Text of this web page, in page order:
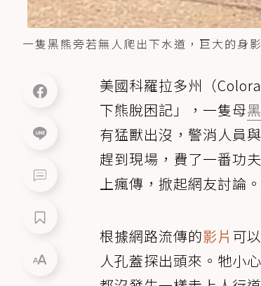
一隻黑熊旁若無人爬出下水道，巨大的身
美國科羅拉多州（
下熊脫困記」，一隻母
有猛獸出沒，警消人員
趕到現場，費了一番功
上瘋傳，掀起網友討論。
根據網路流傳的影片 可
人孔蓋探出頭來。牠小